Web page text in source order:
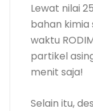
Lewat nilai
bahan
waktu
partikel
menit saja!
Selain itu,